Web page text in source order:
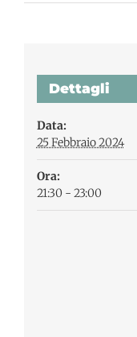
Dettagli
Data:
25 Febbraio 2024
Ora:
21:30 - 23:00